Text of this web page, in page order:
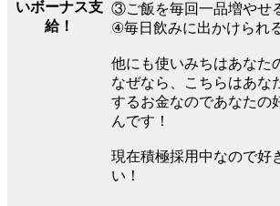
いボーナス支
給！
③ご飯を毎回一品増やせ
④毎日飲みに出かけられ
他にも使いみちはあなた
なぜなら、こちらはあな
するお金なのであなたの
んです！
現在積極採用中なので好
い！